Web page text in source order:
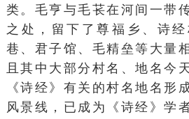
类。毛亨与毛苌在河间一带
之处，留下了尊福乡、诗
巷、君子馆、毛精垒等大量
且其中大部分村名、地名今
《诗经》有关的村名地名形
风景线，已成为《诗经》学